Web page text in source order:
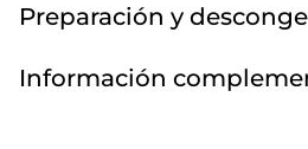
Preparación y
Información